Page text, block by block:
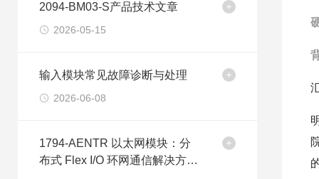
2094-BM03-S产品技术文章
2026-05-15
输入模块常见故障诊断与处理
2026-06-08
1794-AENTR 以太网模块：分
布式 Flex I/O 环网通信解决方案